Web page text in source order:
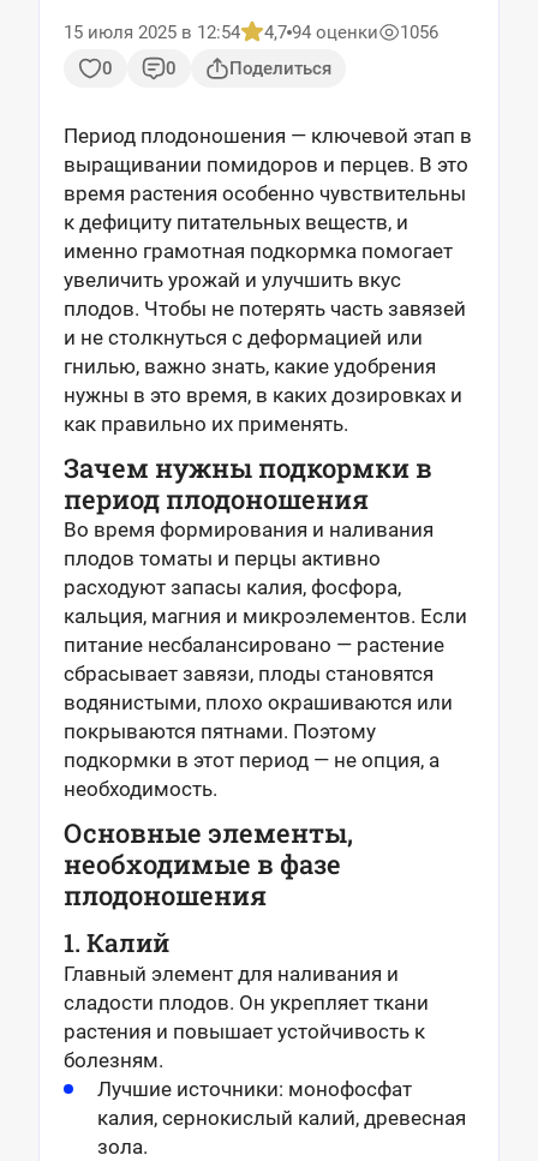
15 июля 2025 в 12:54 4,7 94 оценки
1056
0
0 Поделиться
Период плодоношения — ключевой этап в
выращивании помидоров и перцев. В это
время растения особенно чувствительны
к дефициту питательных веществ, и
именно грамотная подкормка помогает
увеличить урожай и улучшить вкус
плодов. Чтобы не потерять часть завязей
и не столкнуться с деформацией или
гнилью, важно знать, какие удобрения
нужны в это время, в каких дозировках и
как правильно их применять.
Зачем нужны подкормки в
период плодоношения
Во время формирования и наливания
плодов томаты и перцы активно
расходуют запасы калия, фосфора,
кальция, магния и микроэлементов. Если
питание несбалансировано — растение
сбрасывает завязи, плоды становятся
водянистыми, плохо окрашиваются или
покрываются пятнами. Поэтому
подкормки в этот период — не опция, а
необходимость.
Основные элементы,
необходимые в фазе
плодоношения
1. Калий
Главный элемент для наливания и
сладости плодов. Он укрепляет ткани
растения и повышает устойчивость к
болезням.
Лучшие источники: монофосфат
калия, сернокислый калий, древесная
зола.